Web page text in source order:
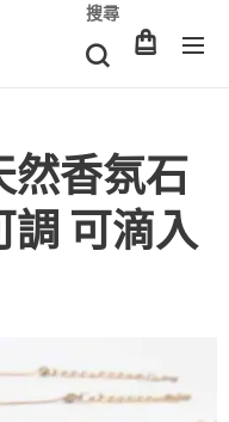
搜尋
然香氛石
調 可滴入